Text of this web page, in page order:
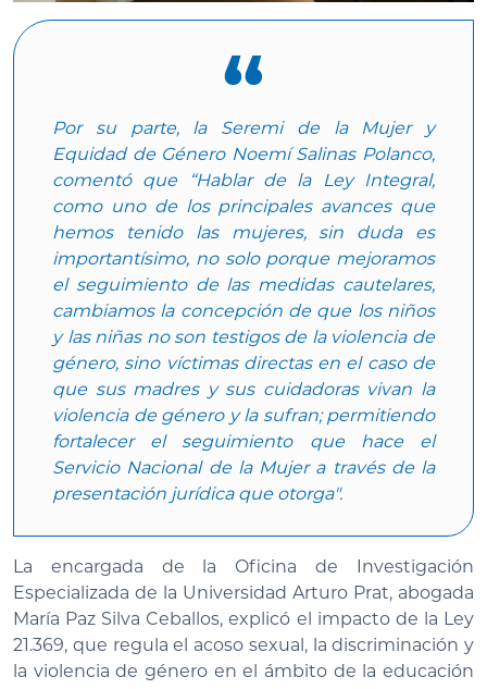
Por su parte, la Seremi de la Mujer y
Equidad de Género Noemí Salinas Polanco,
comentó que “Hablar de la Ley Integral,
como uno de los principales avances que
hemos tenido las mujeres, sin duda es
importantísimo, no solo porque mejoramos
el seguimiento de las medidas cautelares,
cambiamos la concepción de que los niños
y las niñas no son testigos de la violencia de
género, sino víctimas directas en el caso de
que sus madres y sus cuidadoras vivan la
violencia de género y la sufran; permitiendo
fortalecer el seguimiento que hace el
Servicio Nacional de la Mujer a través de la
presentación jurídica que otorga".
La encargada de la Oficina de Investigación
Especializada de la Universidad Arturo Prat, abogada
María Paz Silva Ceballos, explicó el impacto de la Ley
21.369, que regula el acoso sexual, la discriminación y
la violencia de género en el ámbito de la educación